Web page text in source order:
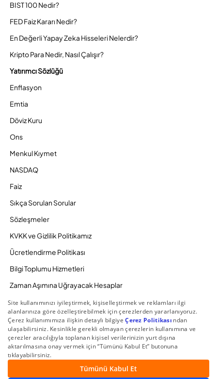
BIST 100 Nedir?
FED Faiz Kararı Nedir?
En Değerli Yapay Zeka Hisseleri Nelerdir?
Kripto Para Nedir, Nasıl Çalışır?
Yatırımcı Sözlüğü
Enflasyon
Emtia
Döviz Kuru
Ons
Menkul Kıymet
NASDAQ
Faiz
Sıkça Sorulan Sorular
Sözleşmeler
KVKK ve Gizlilik Politikamız
Ücretlendirme Politikası
Bilgi Toplumu Hizmetleri
Zaman Aşımına Uğrayacak Hesaplar
Duyurular ve Kampanyalar
© 2026 Gedik Yatırım Menkul Değerler AŞ. Tüm Hakları